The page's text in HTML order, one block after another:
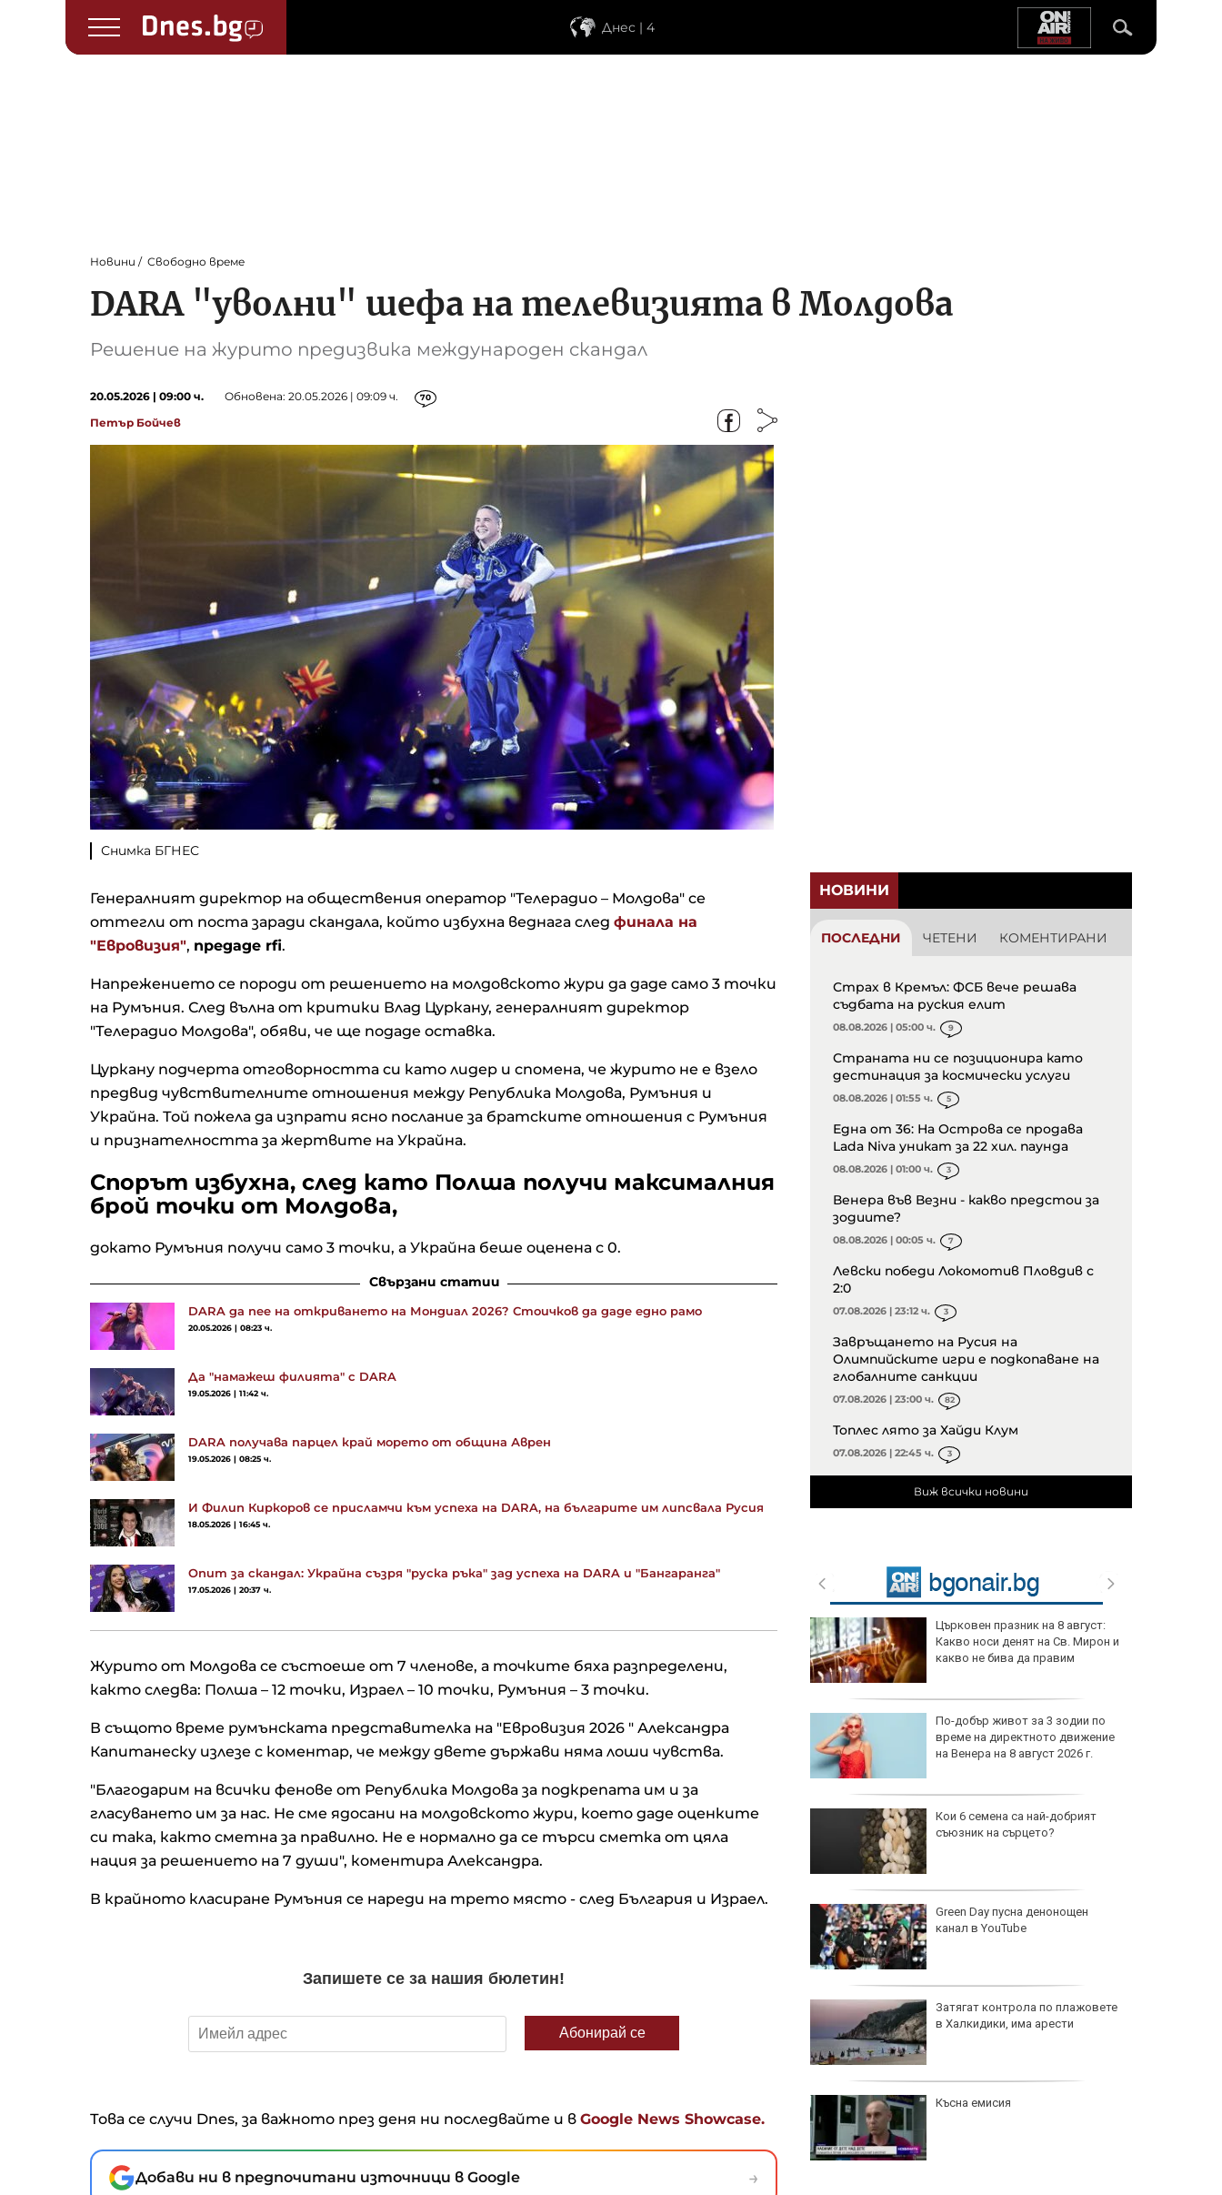
Днес | 4
Новини Свободно време
DARA "уволни" шефа на телевизията в Молдова
Решение на журито предизвика международен скандал
20.05.2026 | 09:00 ч. Обновена: 20.05.2026 | 09:09 ч. 70
Петър Бойчев
Снимка БГНЕС
Генералният директор на обществения оператор "Телерадио – Молдова" се
оттегли от поста заради скандала, който избухна веднага след финала на
"Евровизия", предаде rfi.
Напрежението се породи от решението на молдовското жури да даде само 3 точки
на Румъния. След вълна от критики Влад Цуркану, генералният директор
"Телерадио Молдова", обяви, че ще подаде оставка.
Цуркану подчерта отговорността си като лидер и спомена, че журито не е взело
предвид чувствителните отношения между Република Молдова, Румъния и
Украйна. Той пожела да изпрати ясно послание за братските отношения с Румъния
и признателността за жертвите на Украйна.
Спорът избухна, след като Полша получи максималния
брой точки от Молдова,
докато Румъния получи само 3 точки, а Украйна беше оценена с 0.
Свързани статии
DARA да пее на откриването на Мондиал 2026? Стоичков да даде едно рамо
20.05.2026 | 08:23 ч.
Да "намажеш филията" с DARA
19.05.2026 | 11:42 ч.
DARA получава парцел край морето от община Аврен
19.05.2026 | 08:25 ч.
И Филип Киркоров се присламчи към успеха на DARA, на българите им липсвала Русия
18.05.2026 | 16:45 ч.
Опит за скандал: Украйна съзря "руска ръка" зад успеха на DARA и "Бангаранга"
17.05.2026 | 20:37 ч.
Журито от Молдова се състоеше от 7 членове, а точките бяха разпределени,
както следва: Полша – 12 точки, Израел – 10 точки, Румъния – 3 точки.
В същото време румънската представителка на "Евровизия 2026 " Александра
Капитанеску излезе с коментар, че между двете държави няма лоши чувства.
"Благодарим на всички фенове от Република Молдова за подкрепата им и за
гласуването им за нас. Не сме ядосани на молдовското жури, което даде оценките
си така, както сметна за правилно. Не е нормално да се търси сметка от цяла
нация за решението на 7 души", коментира Александра.
В крайното класиране Румъния се нареди на трето място - след България и Израел.
Това се случи Dnes, за важното през деня ни последвайте и в Google News Showcase.
Добави ни в предпочитани източници в Google →
НОВИНИ
ПОСЛЕДНИ ЧЕТЕНИ КОМЕНТИРАНИ
Страх в Кремъл: ФСБ вече решава
съдбата на руския елит
08.08.2026 | 05:00 ч. 9
Страната ни се позиционира като
дестинация за космически услуги
08.08.2026 | 01:55 ч. 5
Една от 36: На Острова се продава
Lada Niva уникат за 22 хил. паунда
08.08.2026 | 01:00 ч. 3
Венера във Везни - какво предстои за
зодиите?
08.08.2026 | 00:05 ч. 7
Левски победи Локомотив Пловдив с
2:0
07.08.2026 | 23:12 ч. 3
Завръщането на Русия на
Олимпийските игри е подкопаване на
глобалните санкции
07.08.2026 | 23:00 ч. 82
Топлес лято за Хайди Клум
07.08.2026 | 22:45 ч. 3
Виж всички новини
Кадър на деня за 7 август
Кредитите у нас нараснаха с
повече от 16% за година до
Апелативният съд не позволи на
германските доставчици на
авточасти расте
лесно да прехвърли войната
президент
Църковен празник на 8 август:
Какво носи денят на Св. Мирон и
какво не бива да правим
По-добър живот за 3 зодии по
време на директното движение
на Венера на 8 август 2026 г.
Кои 6 семена са най-добрият
съюзник на сърцето?
Green Day пусна денонощен
канал в YouTube
Затягат контрола по плажовете
в Халкидики, има арести
Късна емисия